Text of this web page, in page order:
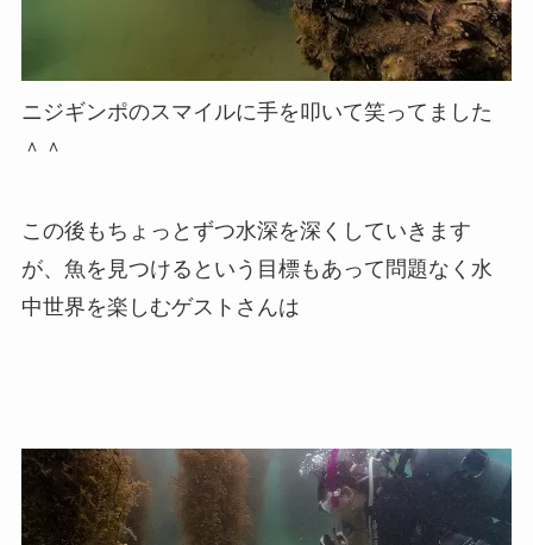
ニジギンポのスマイルに手を叩いて笑ってました
＾＾
この後もちょっとずつ水深を深くしていきます
が、魚を見つけるという目標もあって問題なく水
中世界を楽しむゲストさんは